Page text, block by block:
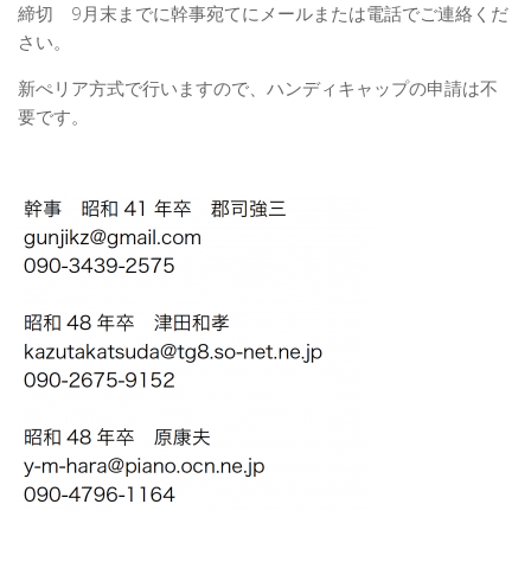
締切 9月末までに幹事宛てにメールまたは電話でご連絡くだ
さい。
新ぺリア方式で行いますので、ハンディキャップの申請は不
要です。